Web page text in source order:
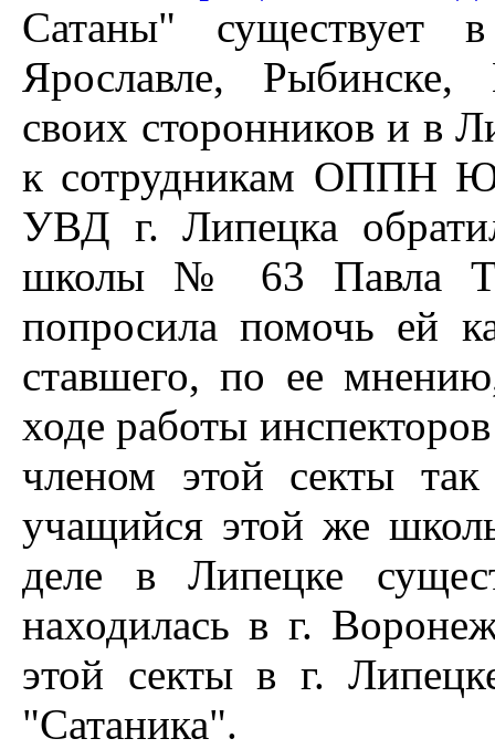
Сатаны" существует
Ярославле, Рыбинске,
своих сторонников и в
к сотрудникам ОППН
УВД г. Липецка
школы № 63 Павла
попросила помочь ей
ставшего, по ее
ходе работы
членом этой секты
учащийся этой же
деле в Липецке
находилась в г.
этой секты в г.
"Сатаника".